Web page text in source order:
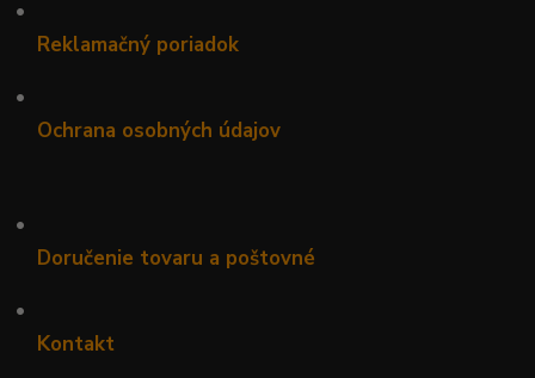
•
Reklamačný poriadok
•
Ochrana osobných údajov
•
Doručenie tovaru a poštovné
•
Kontakt